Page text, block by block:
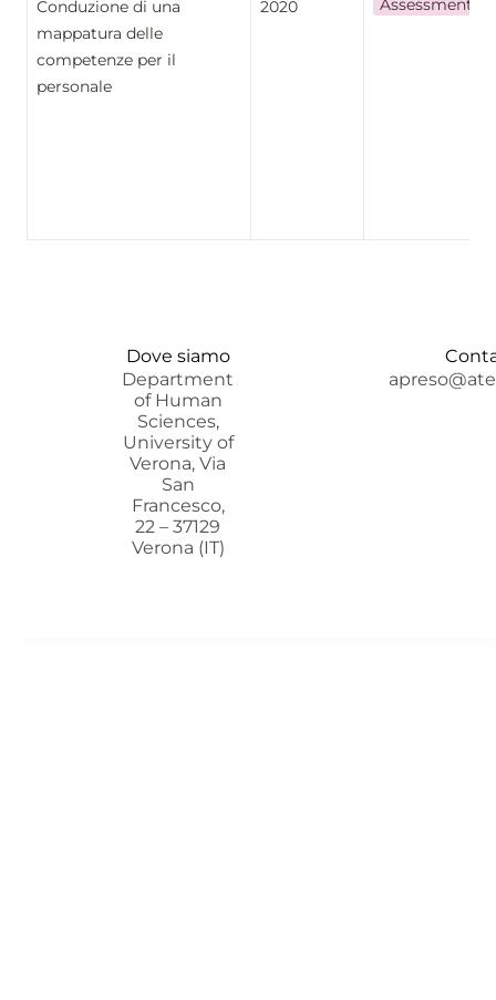
Conduzione di una
mappatura delle
competenze per il
personale
2020 Assessment
Dove siamo
Department
of Human
Sciences,
University of
Verona, Via
San
Francesco,
22 – 37129
Verona (IT)